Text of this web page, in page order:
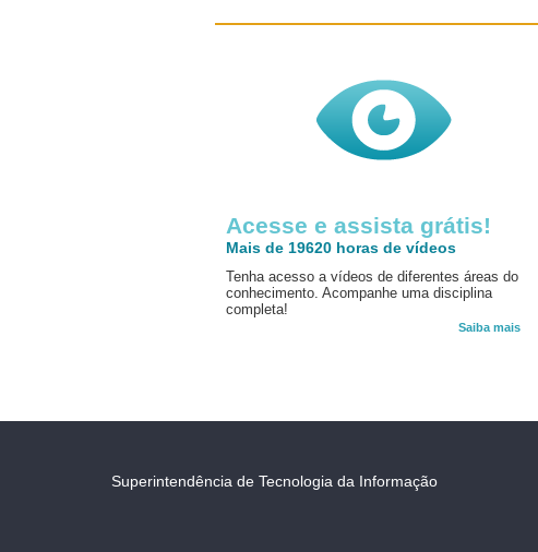
Acesse e assista grátis!
Mais de 19620 horas de vídeos
Tenha acesso a vídeos de diferentes áreas do
conhecimento. Acompanhe uma disciplina
completa!
Saiba mais
Superintendência de Tecnologia da Informação